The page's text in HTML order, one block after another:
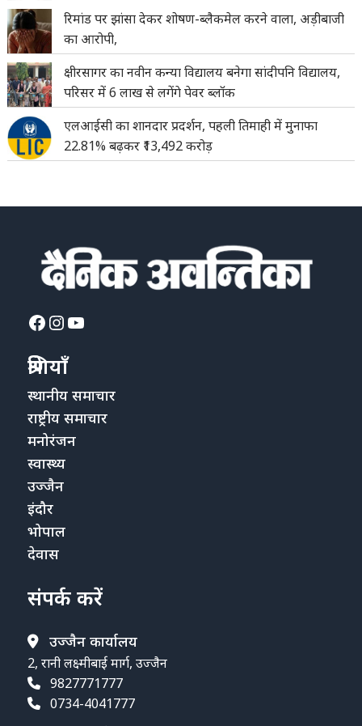
रिमांड पर झांसा देकर शोषण-ब्लैकमेल करने वाला, अड़ीबाजी
का आरोपी,
क्षीरसागर का नवीन कन्या विद्यालय बनेगा सांदीपनि विद्यालय,
परिसर में 6 लाख से लगेंगे पेवर ब्लॉक
एलआईसी का शानदार प्रदर्शन, पहली तिमाही में मुनाफा
22.81% बढ़कर ₹13,492 करोड़
Facebook
Instagram
YouTube
श्रेणियाँ
स्थानीय समाचार
राष्ट्रीय समाचार
मनोरंजन
स्वास्थ्य
उज्जैन
इंदौर
भोपाल
देवास
संपर्क करें
उज्जैन कार्यालय
2, रानी लक्ष्मीबाई मार्ग, उज्जैन
9827771777
0734-4041777